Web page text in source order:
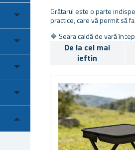
Grătarul este o parte
practice, care vă permit să
🔶 Seara caldă de vară
De la cel mai
ieftin